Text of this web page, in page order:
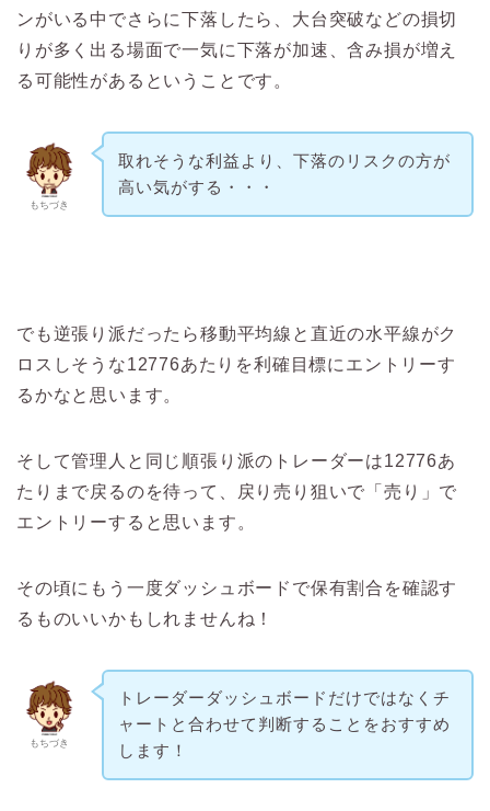
ンがいる中でさらに下落したら、大台突破などの損切
りが多く出る場面で一気に下落が加速、含み損が増え
る可能性があるということです。
もちづき
取れそうな利益より、下落のリスクの方が
高い気がする・・・
でも逆張り派だったら移動平均線と直近の水平線がク
ロスしそうな12776あたりを利確目標にエントリーす
るかなと思います。
そして管理人と同じ順張り派のトレーダーは12776あ
たりまで戻るのを待って、戻り売り狙いで「売り」で
エントリーすると思います。
その頃にもう一度ダッシュボードで保有割合を確認す
るものいいかもしれませんね！
もちづき
トレーダーダッシュボードだけではなくチ
ャートと合わせて判断することをおすすめ
します！